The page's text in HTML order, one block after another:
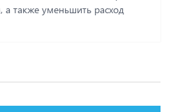
а также уменьшить расход